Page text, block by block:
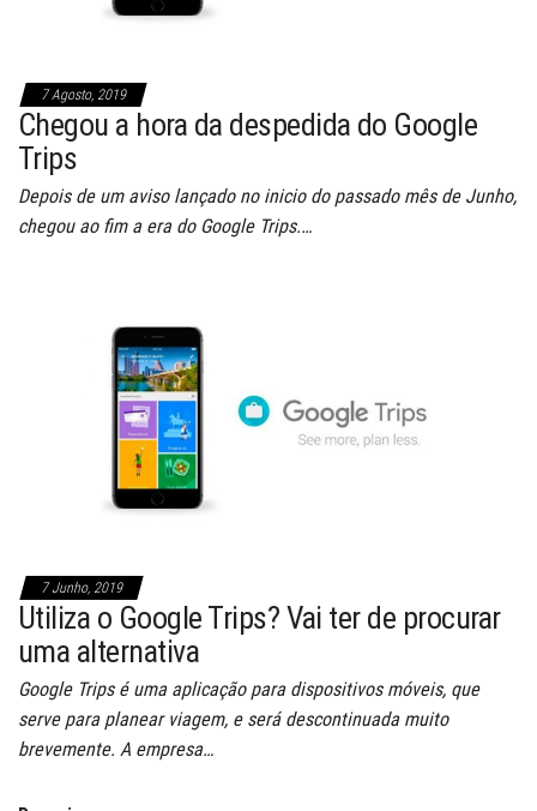
7 Agosto, 2019
Chegou a hora da despedida do Google
Trips
Depois de um aviso lançado no inicio do passado mês de Junho,
chegou ao fim a era do Google Trips.…
7 Junho, 2019
Utiliza o Google Trips? Vai ter de procurar
uma alternativa
Google Trips é uma aplicação para dispositivos móveis, que
serve para planear viagem, e será descontinuada muito
brevemente. A empresa…